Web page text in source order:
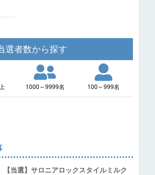
選者数から探す
1000～9999名 100～999名
【当選】サロニアロックスタイルミルク